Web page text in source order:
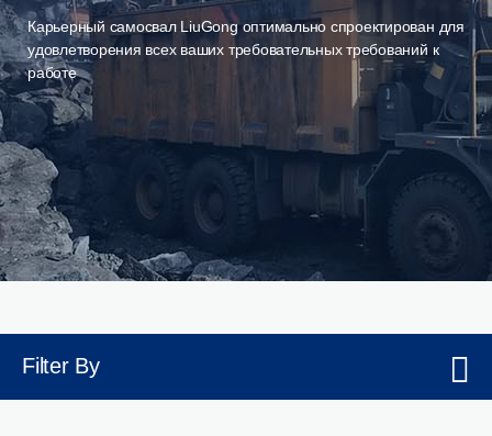
Карьерный самосвал LiuGong оптимально спроектирован для
удовлетворения всех ваших требовательных требований к
работе
Filter By